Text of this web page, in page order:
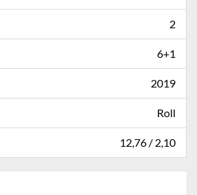
2
6+1
2019
Roll
12,76 / 2,10